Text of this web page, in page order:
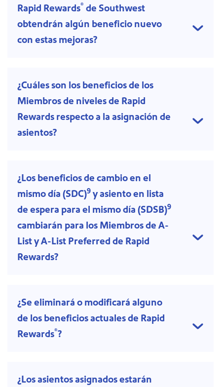
Rapid Rewards® de Southwest
obtendrán algún beneficio nuevo
con estas mejoras?
¿Cuáles son los beneficios de los
Miembros de niveles de Rapid
Rewards respecto a la asignación de
asientos?
¿Los beneficios de cambio en el
mismo día (SDC)9 y asiento en lista
de espera para el mismo día (SDSB)9
cambiarán para los Miembros de A-
List y A-List Preferred de Rapid
Rewards?
¿Se eliminará o modificará alguno
de los beneficios actuales de Rapid
Rewards®?
¿Los asientos asignados estarán